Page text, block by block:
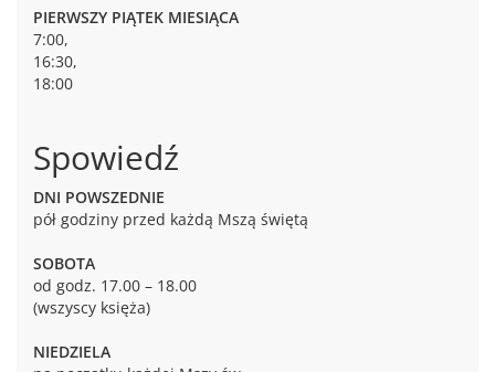
PIERWSZY PIĄTEK MIESIĄCA
7:00,
16:30,
18:00
Spowiedź
DNI POWSZEDNIE
pół godziny przed każdą Mszą świętą
SOBOTA
od godz. 17.00 – 18.00
(wszyscy księża)
NIEDZIELA